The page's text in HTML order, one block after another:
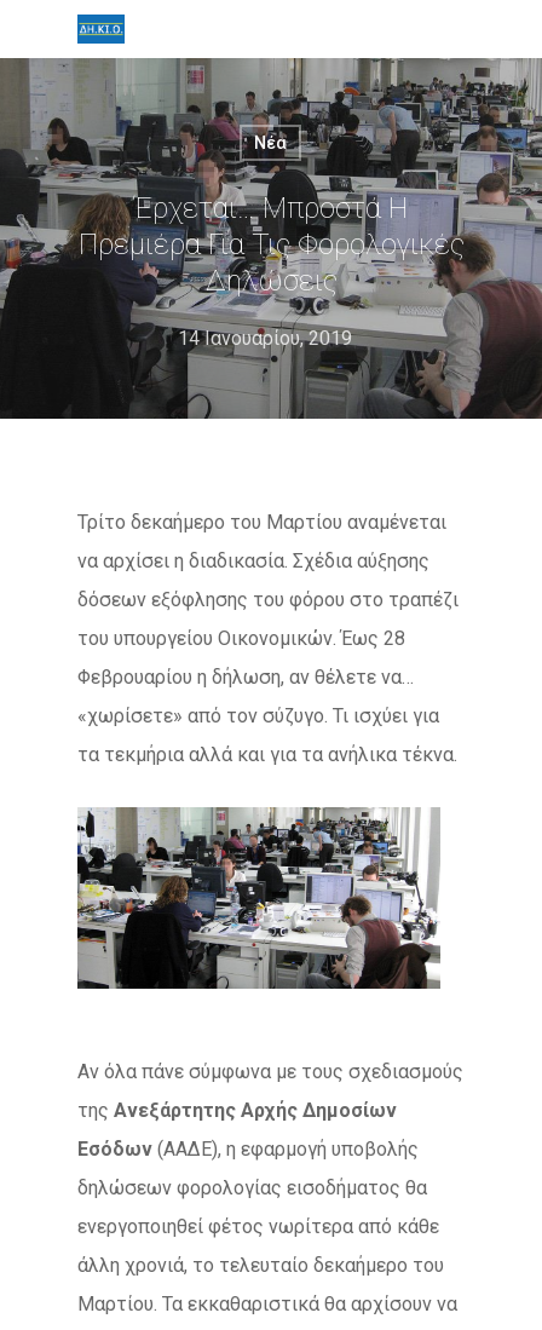
Νέα
Έρχεται… Μπροστά Η
Πρεμιέρα Για Τις Φορολογικές
Δηλώσεις
14 Ιανουαρίου, 2019
Τρίτο δεκαήμερο του Μαρτίου αναμένεται
να αρχίσει η διαδικασία. Σχέδια αύξησης
δόσεων εξόφλησης του φόρου στο τραπέζι
του υπουργείου Οικονομικών. Έως 28
Φεβρουαρίου η δήλωση, αν θέλετε να…
«χωρίσετε» από τον σύζυγο. Τι ισχύει για
τα τεκμήρια αλλά και για τα ανήλικα τέκνα.
Αν όλα πάνε σύμφωνα με τους σχεδιασμούς
της Ανεξάρτητης Αρχής Δημοσίων
Εσόδων (ΑΑΔΕ), η εφαρμογή υποβολής
δηλώσεων φορολογίας εισοδήματος θα
ενεργοποιηθεί φέτος νωρίτερα από κάθε
άλλη χρονιά, το τελευταίο δεκαήμερο του
Μαρτίου. Τα εκκαθαριστικά θα αρχίσουν να